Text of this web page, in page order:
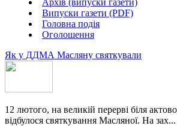
Випуски газети (PDF)
Головна подія
Оголошення
Як у ДДМА Масляну святкували
12 лютого, на великій перерві біля
відбулося святкування Масляної. На зах...